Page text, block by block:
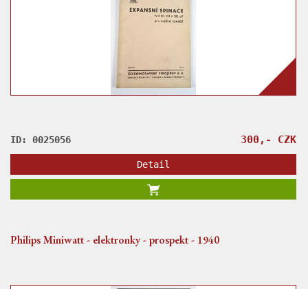
ID: 0025056 300,- CZK
Detail
Philips Miniwatt - elektronky - prospekt - 1940